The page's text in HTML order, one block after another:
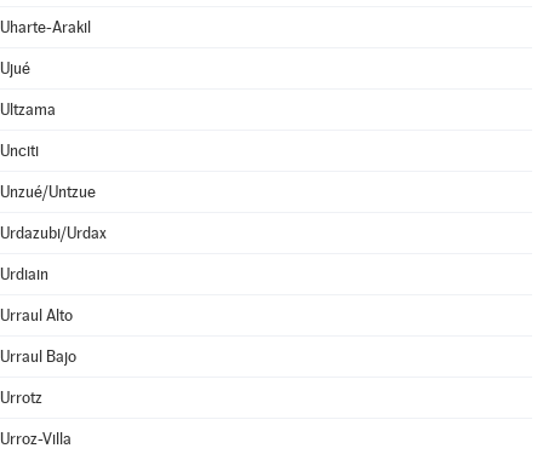
Uharte-Arakil
Ujué
Ultzama
Unciti
Unzué/Untzue
Urdazubi/Urdax
Urdiain
Urraul Alto
Urraul Bajo
Urrotz
Urroz-Villa